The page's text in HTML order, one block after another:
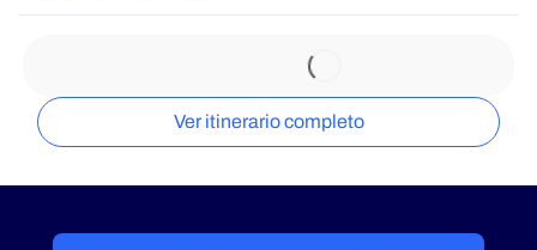
Ver itinerario completo